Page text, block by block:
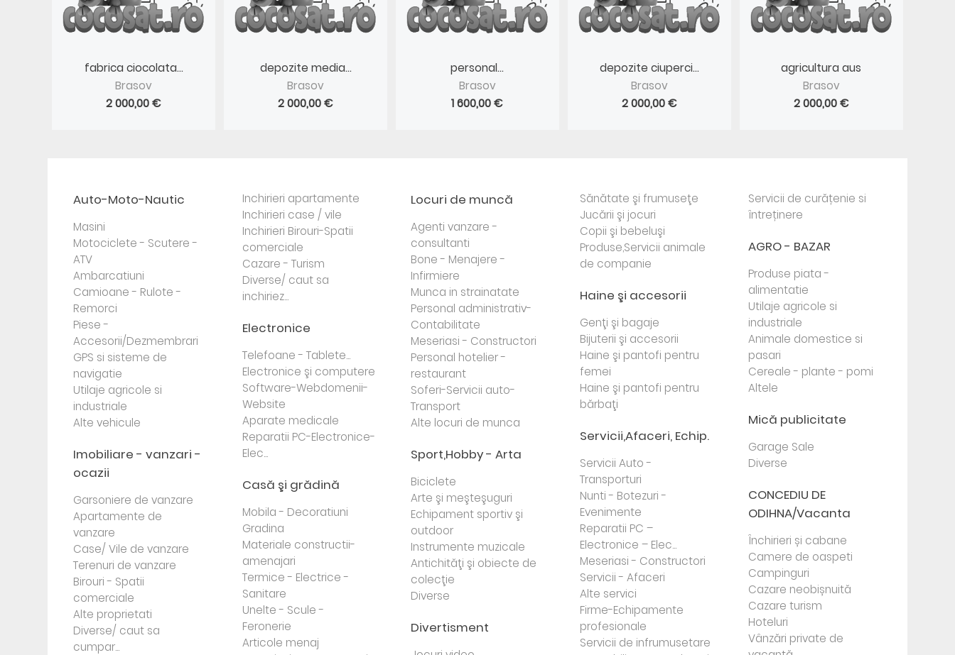
fabrica ciocolata...
Brasov
2 000,00 €
depozite media...
Brasov
2 000,00 €
personal...
Brasov
1 600,00 €
depozite ciuperci...
Brasov
2 000,00 €
agricultura aus
Brasov
2 000,00 €
Auto-Moto-Nautic
Masini
Motociclete - Scutere -
ATV
Ambarcatiuni
Camioane - Rulote -
Remorci
Piese -
Accesorii/Dezmembrari
GPS si sisteme de
navigatie
Utilaje agricole si
industriale
Alte vehicule
Imobiliare - vanzari -
ocazii
Garsoniere de vanzare
Apartamente de
vanzare
Case/ Vile de vanzare
Terenuri de vanzare
Birouri - Spatii
comerciale
Alte proprietati
Diverse/ caut sa
cumpar...
Inchirieri apartamente
Inchirieri case / vile
Inchirieri Birouri-Spatii
comerciale
Cazare - Turism
Diverse/ caut sa
inchiriez...
Electronice
Telefoane - Tablete...
Electronice şi computere
Software-Webdomenii-
Website
Aparate medicale
Reparatii PC-Electronice-
Elec...
Casă şi grădină
Mobila - Decoratiuni
Gradina
Materiale constructii-
amenajari
Termice - Electrice -
Sanitare
Unelte - Scule -
Feronerie
Articole menaj
Locuri de muncă
Agenti vanzare -
consultanti
Bone - Menajere -
Infirmiere
Munca in strainatate
Personal administrativ-
Contabilitate
Meseriasi - Constructori
Personal hotelier -
restaurant
Soferi-Servicii auto-
Transport
Alte locuri de munca
Sport,Hobby - Arta
Biciclete
Arte şi meşteşuguri
Echipament sportiv şi
outdoor
Instrumente muzicale
Antichităţi şi obiecte de
colecţie
Diverse
Divertisment
Sănătate şi frumuseţe
Jucării şi jocuri
Copii şi bebeluşi
Produse,Servicii animale
de companie
Haine şi accesorii
Genţi şi bagaje
Bijuterii şi accesorii
Haine şi pantofi pentru
femei
Haine şi pantofi pentru
bărbaţi
Servicii,Afaceri, Echip.
Servicii Auto -
Transporturi
Nunti - Botezuri -
Evenimente
Reparatii PC –
Electronice – Elec...
Meseriasi - Constructori
Servicii - Afaceri
Alte servici
Firme-Echipamente
profesionale
Servicii de infrumusetare
Servicii de curățenie si
întreținere
AGRO - BAZAR
Produse piata -
alimentatie
Utilaje agricole si
industriale
Animale domestice si
pasari
Cereale - plante - pomi
Altele
Mică publicitate
Garage Sale
Diverse
CONCEDIU DE
ODIHNA/Vacanta
Închirieri și cabane
Camere de oaspeti
Campinguri
Cazare neobișnuită
Cazare turism
Hoteluri
Vânzări private de